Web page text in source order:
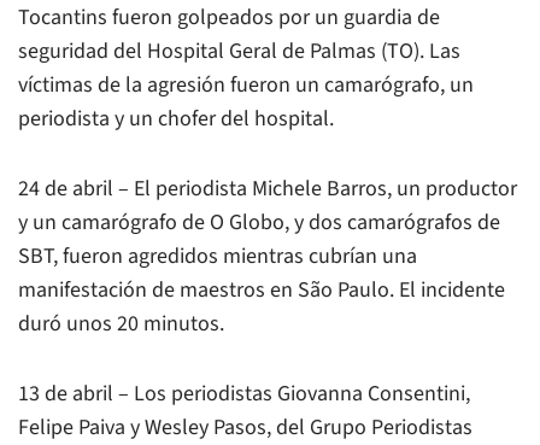
Tocantins fueron golpeados por un guardia de
seguridad del Hospital Geral de Palmas (TO). Las
víctimas de la agresión fueron un camarógrafo, un
periodista y un chofer del hospital.
24 de abril – El periodista Michele Barros, un productor
y un camarógrafo de O Globo, y dos camarógrafos de
SBT, fueron agredidos mientras cubrían una
manifestación de maestros en São Paulo. El incidente
duró unos 20 minutos.
13 de abril – Los periodistas Giovanna Consentini,
Felipe Paiva y Wesley Pasos, del Grupo Periodistas